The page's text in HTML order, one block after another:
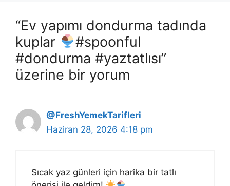
“Ev yapımı dondurma tadında
kuplar
#spoonful
#dondurma #yaztatlısı”
üzerine bir yorum
@FreshYemekTarifleri
Haziran 28, 2026 4:18 pm
Sıcak yaz günleri için harika bir tatlı